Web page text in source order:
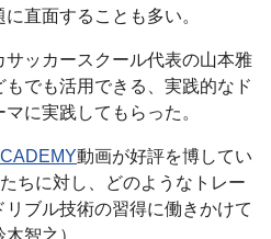
直面することも多い。
ッカースクール代表の山本雅
でも活用できる、実践的なド
に実践してもらった。
動画が好評を博してい
ちに対し、どのようなトレー
ブル技術の習得に働きかけて
智之）